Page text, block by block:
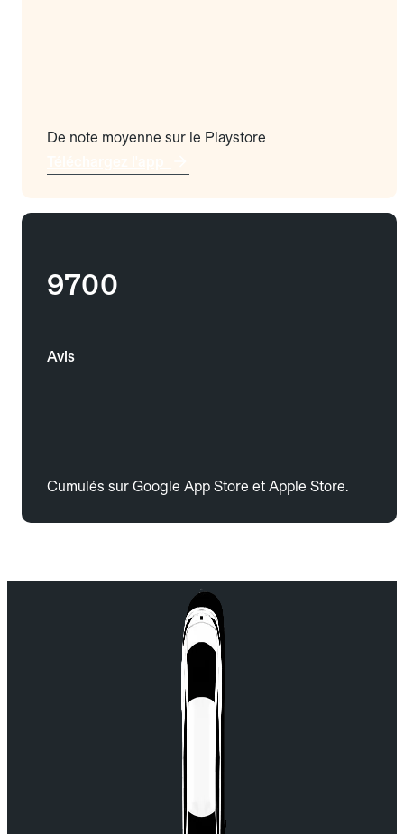
De note moyenne sur le Playstore
9700
Avis
Cumulés sur Google App Store et Apple Store.